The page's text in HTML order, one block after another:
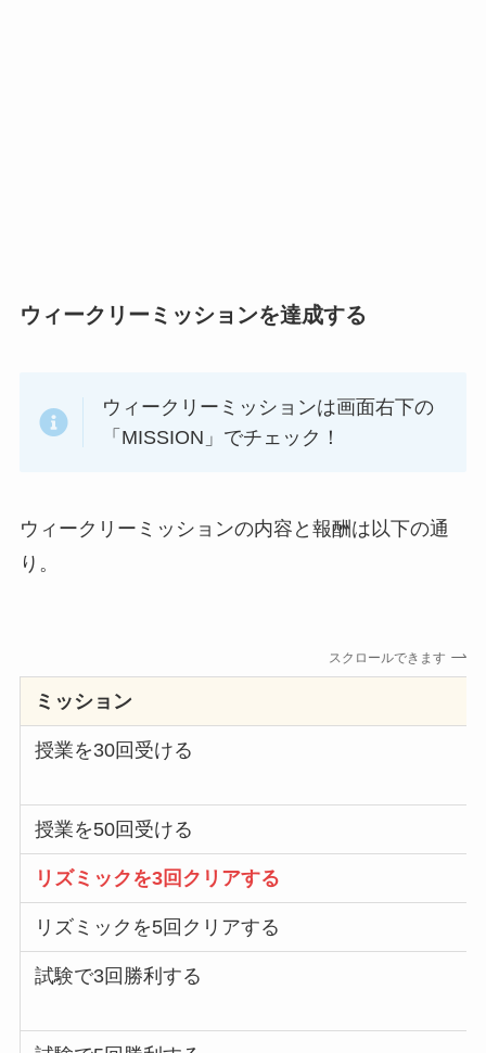
ウィークリーミッションを達成する
ウィークリーミッションは画面右下の
「MISSION」でチェック！
ウィークリーミッションの内容と報酬は以下の通
り。
スクロールできます
ミッション
授業を30回受ける
授業を50回受ける
リズミックを3回クリアする
リズミックを5回クリアする
試験で3回勝利する